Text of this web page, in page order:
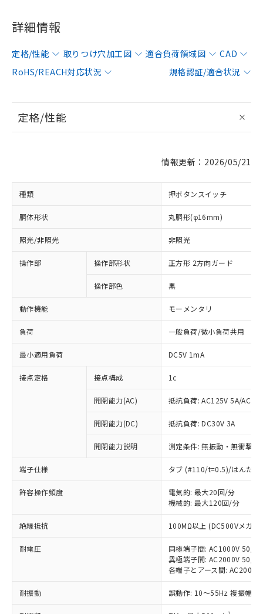
詳細情報
定格/性能 取りつけ穴加工図 適合負荷領域図
CAD
RoHS/REACH対応状況
規格認証/適合状況
定格/性能
情報更新：2026/05/21
種類 押ボタンスイッチ
胴体形状 丸胴形(φ16mm)
照光/非照光 非照光
操作部 操作部形状 正方形 2方向ガード
操作部色 黒
動作機能 モーメンタリ
負荷 一般負荷/微小負荷共用
最小適用負荷 DC5V 1mA
接点定格 接点構成 1c
開閉能力(AC) 抵抗負荷: AC125V 5A/
開閉能力(DC) 抵抗負荷: DC30V 3A
開閉能力説明 測定条件: 無振動・無衝撃
端子仕様 タブ (#110/t=0.5)/はんだづ
許容操作頻度
電気的: 最大20回/分
機械的: 最大120回/分
絶縁抵抗 100MΩ以上 (DC500Vメガ)
耐電圧
同極端子間: AC1000V 50/
異極端子間: AC2000V 50/
各端子とアース間:
耐振動 誤動作: 10～55Hz 複振幅
対応済み：EU RoHS指令（10物質）の
非含有に対応した製品が提供可能な商品で
対応予定：EU RoHS指令（10物質）の非含
有に対応した製品に切り替える予定のある
対応予定なし：EU RoHS指令（10物質）の